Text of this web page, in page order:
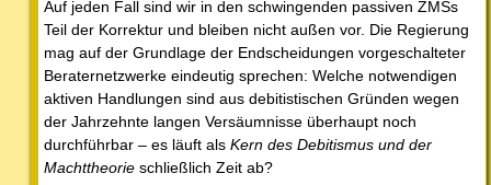
Auf jeden Fall sind wir in den schwingenden passiven ZMSs
Teil der Korrektur und bleiben nicht außen vor. Die Regierung
mag auf der Grundlage der Endscheidungen vorgeschalteter
Beraternetzwerke eindeutig sprechen: Welche notwendigen
aktiven Handlungen sind aus debitistischen Gründen wegen
der Jahrzehnte langen Versäumnisse überhaupt noch
durchführbar – es läuft als Kern des Debitismus und der
Machttheorie schließlich Zeit ab?